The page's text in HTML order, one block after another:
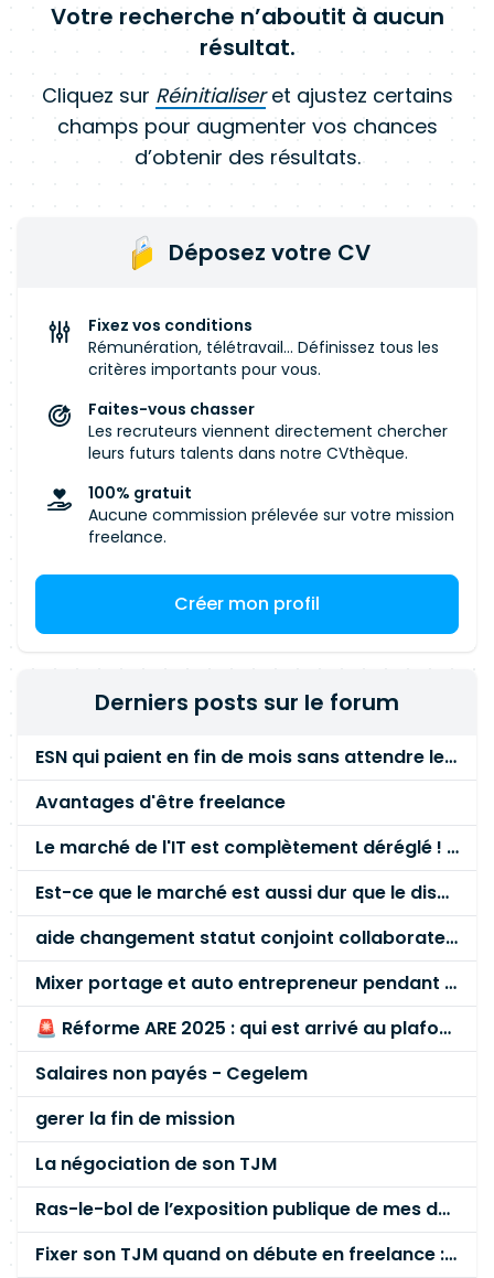
Votre recherche n’aboutit à aucun
résultat.
Cliquez sur Réinitialiseret ajustez certains
champs pour augmenter vos chances
d’obtenir des résultats.
Déposez votre CV
Fixez vos conditions
Rémunération, télétravail... Définissez tous les
critères importants pour vous.
Faites-vous chasser
Les recruteurs viennent directement chercher
leurs futurs talents dans notre CVthèque.
100% gratuit
Aucune commission prélevée sur votre mission
freelance.
Créer mon profil
Derniers posts sur le forum
ESN qui paient en fin de mois sans attendre le paiement client ?
Avantages d'être freelance
Le marché de l'IT est complètement déréglé ! STOP à cette mascarade ! Il faut s'unir et résister !
Est-ce que le marché est aussi dur que le disent les commerciaux ?
aide changement statut conjoint collaborateur
Mixer portage et auto entrepreneur pendant des années - quel risque ?
🚨 Réforme ARE 2025 : qui est arrivé au plafond des 60 % en gardant son entreprise ?
Salaires non payés - Cegelem
gerer la fin de mission
La négociation de son TJM
Ras-le-bol de l’exposition publique de mes données personnelles liées à mon entreprise
Fixer son TJM quand on débute en freelance : la méthode mathématique (et pas au feeling) 🛑